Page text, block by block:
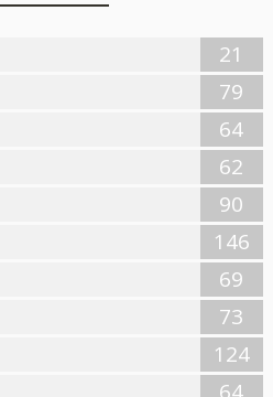
21
79
64
62
90
146
69
73
124